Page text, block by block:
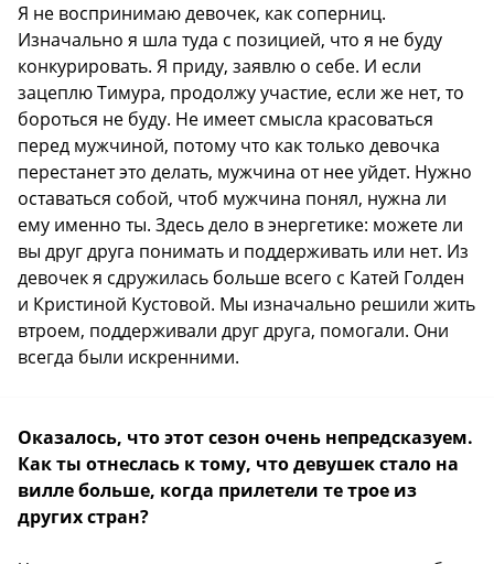
Я не воспринимаю девочек, как соперниц.
Изначально я шла туда с позицией, что я не буду
конкурировать. Я приду, заявлю о себе. И если
зацеплю Тимура, продолжу участие, если же нет, то
бороться не буду. Не имеет смысла красоваться
перед мужчиной, потому что как только девочка
перестанет это делать, мужчина от нее уйдет. Нужно
оставаться собой, чтоб мужчина понял, нужна ли
ему именно ты. Здесь дело в энергетике: можете ли
вы друг друга понимать и поддерживать или нет. Из
девочек я сдружилась больше всего с Катей Голден
и Кристиной Кустовой. Мы изначально решили жить
втроем, поддерживали друг друга, помогали. Они
всегда были искренними.
Оказалось, что этот сезон очень непредсказуем.
Как ты отнеслась к тому, что девушек стало на
вилле больше, когда прилетели те трое из
других стран?